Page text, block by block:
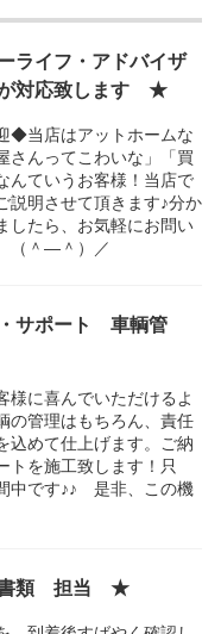
イフ・アドバイザ
対応致します ★
◆当店はアットホームな
さんってこわいな」「買
んていうお客様！当店で
説明させて頂きます♪分か
したら、お気軽にお問い
（＾―＾）／
サポート 車輌管
様に喜んでいただけるよ
の管理はもちろん、責任
込めて仕上げます。ご納
トを施工致します！只
中です♪♪ 是非、この機
書類 担当 ★